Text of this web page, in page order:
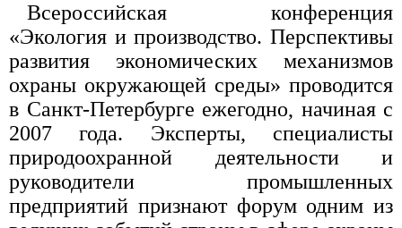
Всероссийская конференция
«Экология и производство. Перспективы
развития экономических механизмов
охраны окружающей среды» проводится
в Санкт-Петербурге ежегодно, начиная с
2007 года. Эксперты, специалисты
природоохранной деятельности и
руководители промышленных
предприятий признают форум одним из